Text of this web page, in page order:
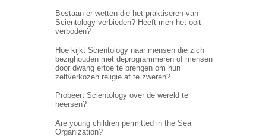
Bestaan er wetten die het praktiseren van
Scientology verbieden? Heeft men het ooit
verboden?
Hoe kijkt Scientology naar mensen die zich
bezighouden met deprogrammeren of mensen
door dwang ertoe te brengen om hun
zelfverkozen religie af te zweren?
Probeert Scientology over de wereld te
heersen?
Are young children permitted in the Sea
Organization?